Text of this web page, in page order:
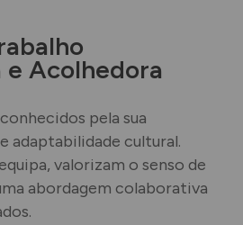
Acolhedora
pela sua
adaptabilidade cultural.
valorizam o senso de
abordagem colaborativa